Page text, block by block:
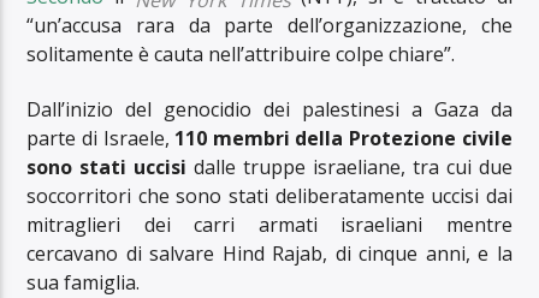
“un’accusa rara da parte dell’organizzazione, che
solitamente è cauta nell’attribuire colpe chiare”.
Dall’inizio del genocidio dei palestinesi a Gaza da
parte di Israele, 110 membri della Protezione civile
sono stati uccisi dalle truppe israeliane, tra cui due
soccorritori che sono stati deliberatamente uccisi dai
mitraglieri dei carri armati israeliani mentre
cercavano di salvare Hind Rajab, di cinque anni, e la
sua famiglia.